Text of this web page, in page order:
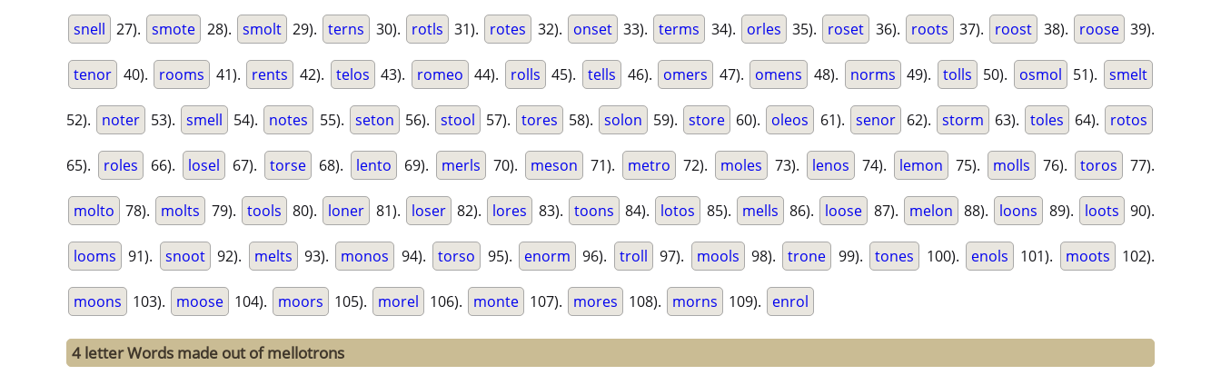
snell 27). smote 28). smolt 29). terns 30). rotls 31). rotes 32). onset 33). terms 34). orles 35). roset 36). roots 37). roost 38). roose 39).
tenor 40). rooms 41). rents 42). telos 43). romeo 44). rolls 45). tells 46). omers 47). omens 48). norms 49). tolls 50). osmol 51). smelt
52). noter 53). smell 54). notes 55). seton 56). stool 57). tores 58). solon 59). store 60). oleos 61). senor 62). storm 63). toles 64). rotos
65). roles 66). losel 67). torse 68). lento 69). merls 70). meson 71). metro 72). moles 73). lenos 74). lemon 75). molls 76). toros 77).
molto 78). molts 79). tools 80). loner 81). loser 82). lores 83). toons 84). lotos 85). mells 86). loose 87). melon 88). loons 89). loots 90).
looms 91). snoot 92). melts 93). monos 94). torso 95). enorm 96). troll 97). mools 98). trone 99). tones 100). enols 101). moots 102).
moons 103). moose 104). moors 105). morel 106). monte 107). mores 108). morns 109). enrol
4 letter Words made out of mellotrons